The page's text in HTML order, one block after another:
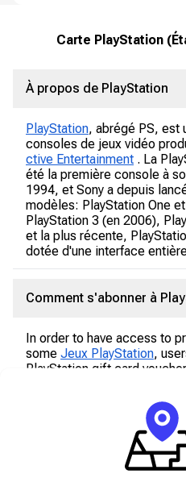
Carte PlayStation
À propos de PlayStation
PlayStation, abrégé PS, est
consoles de jeux vidéo
ctive Entertainment . La
été la première console à
1994, et Sony a depuis
modèles: PlayStation One
PlayStation 3 (en 2006),
et la plus récente,
dotée d'une interface
Comment s'abonner à
In order to have access to
some Jeux PlayStation,
PlayStation gift card
amount of money which is
PlayStation account. The
vouchers are region based,
required to purchase as per